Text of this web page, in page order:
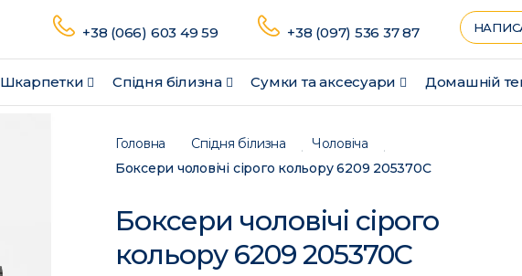
Шкарпетки Спідня білизна Сумки та аксесуари Домашній
+38 (066) 603 49 59 +38 (097) 536 37 87
Головна Спідня білизна
Чоловіча
Боксери чоловічі сірого кольору 6209 205370C
Боксери чоловічі сірого
кольору 6209 205370C